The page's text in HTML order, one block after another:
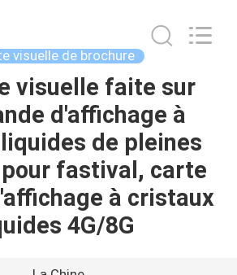
visuelle de brochure
visuelle faite sur
d'affichage à
de pleines
fastival, carte
à cristaux
4G/8G